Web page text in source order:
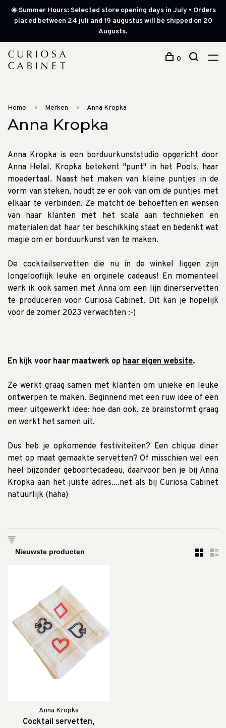
☀️ Summer Hours: Selected store opening days in July • Orders
placed between 24 juli and 19 augustus will be shipped on 20
Augusts.
0
Home Merken Anna Kropka
Anna Kropka
Anna Kropka is een borduurkunststudio opgericht door
Anna Helal. Kropka betekent "punt" in het Pools, haar
moedertaal. Naast het maken van kleine puntjes in de
vorm van steken, houdt ze er ook van om de puntjes met
elkaar te verbinden. Ze matcht de behoeften en wensen
van haar klanten met het scala aan technieken en
materialen dat haar ter beschikking staat en bedenkt wat
magie om er borduurkunst van te maken.
De cocktailservetten die nu in de winkel liggen zijn
longelooflijk leuke en orginele cadeaus! En momenteel
werk ik ook samen met Anna om een lijn dinerservetten
te produceren voor Curiosa Cabinet. Dit kan je hopelijk
voor de zomer 2023 verwachten :-)
En kijk voor haar maatwerk op haar eigen website.
Ze werkt graag samen met klanten om unieke en leuke
ontwerpen te maken. Beginnend met een ruw idee of een
meer uitgewerkt idee: hoe dan ook, ze brainstormt graag
en werkt het samen uit.
Dus heb je opkomende festiviteiten? Een chique diner
met op maat gemaakte servetten? Of misschien wel een
heel bijzonder geboortecadeau, daarvoor ben je bij Anna
Kropka aan het juiste adres....net als bij Curiosa Cabinet
natuurlijk (haha)
Anna Kropka
Cocktail servetten,